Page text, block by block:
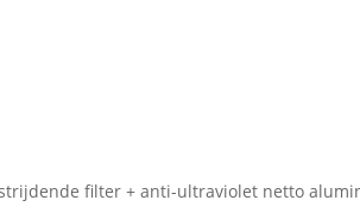
filter + anti-ultraviolet netto